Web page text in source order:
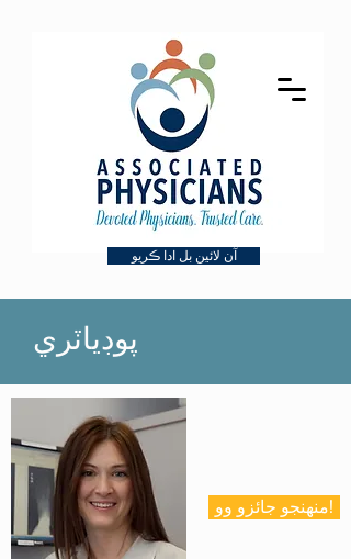
آن لائين بل ادا ڪريو
پوڊياٽري
منهنجو جائزو وو!